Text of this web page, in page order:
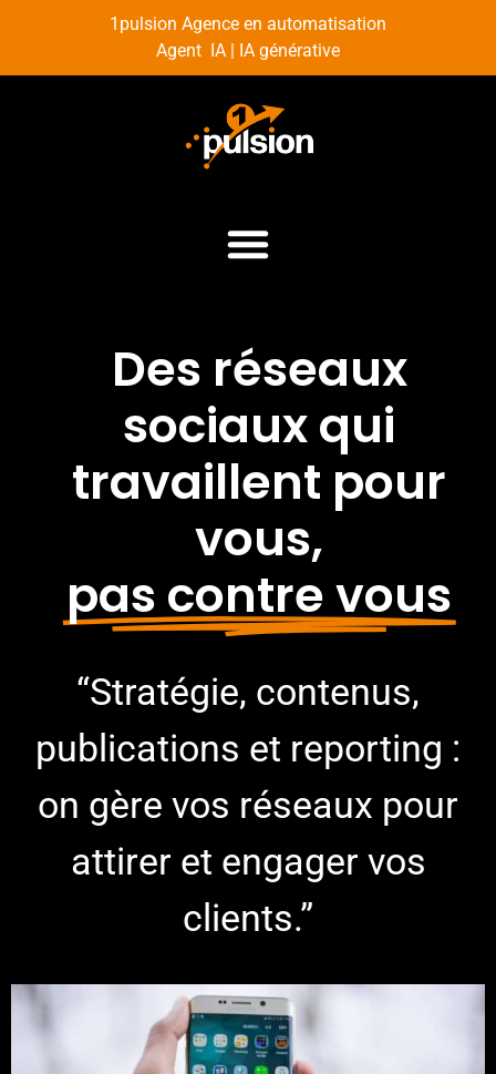
1pulsion Agence en automatisation
Agent IA | IA générative
Des réseaux
sociaux qui
travaillent pour
vous,
pas contre vous
“Stratégie, contenus,
publications et reporting :
on gère vos réseaux pour
attirer et engager vos
clients.”